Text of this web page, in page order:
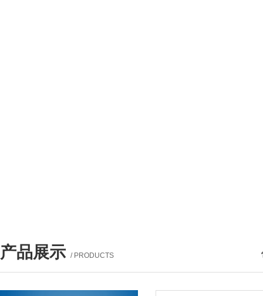
产品展示 / PRODUCTS